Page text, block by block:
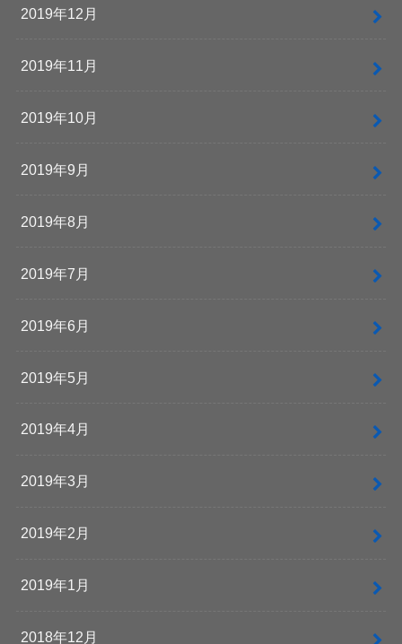
2019年12月
2019年11月
2019年10月
2019年9月
2019年8月
2019年7月
2019年6月
2019年5月
2019年4月
2019年3月
2019年2月
2019年1月
2018年12月